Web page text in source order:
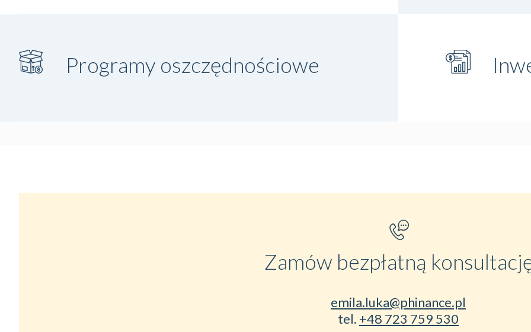
Programy oszczędnościowe
Zamów bezpłatną
emila.luka@phinance.pl
tel. +48 723 759 530